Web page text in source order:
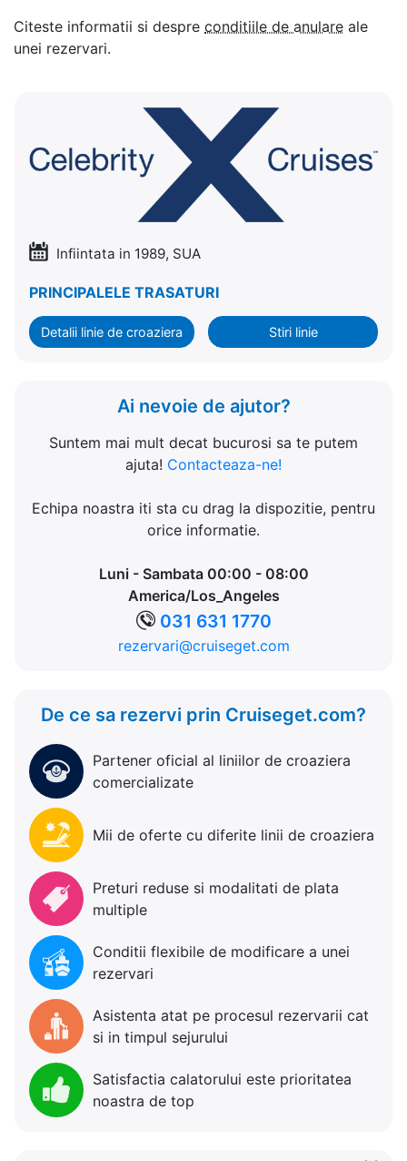
Citeste informatii si despre conditiile de anulare ale
unei rezervari.
Infiintata in 1989, SUA
PRINCIPALELE TRASATURI
Detalii linie de croaziera Stiri linie
Ai nevoie de ajutor?
Suntem mai mult decat bucurosi sa te putem
ajuta! Contacteaza-ne!
Echipa noastra iti sta cu drag la dispozitie, pentru
orice informatie.
Luni - Sambata 00:00 - 08:00
America/Los_Angeles
031 631 1770
rezervari@cruiseget.com
De ce sa rezervi prin Cruiseget.com?
Partener oficial al liniilor de croaziera
comercializate
Mii de oferte cu diferite linii de croaziera
Preturi reduse si modalitati de plata
multiple
Conditii flexibile de modificare a unei
rezervari
Asistenta atat pe procesul rezervarii cat
si in timpul sejurului
Satisfactia calatorului este prioritatea
noastra de top